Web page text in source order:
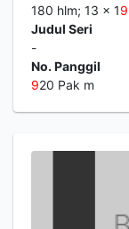
180 hlm; 13 x 19
Judul Seri
-
No. Panggil
920 Pak m